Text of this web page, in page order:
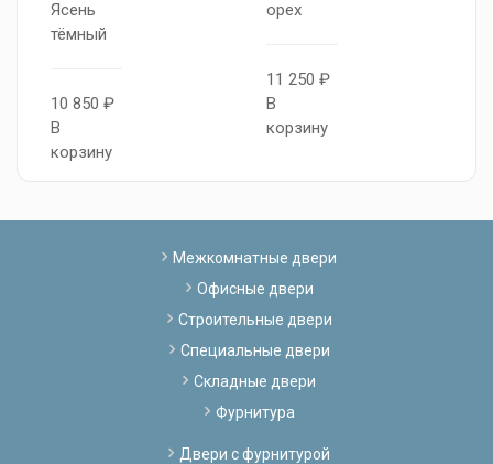
Ясень
тёмный
10 850 ₽
В
корзину
орех
11 250 ₽
В
корзину
Межкомнатные двери
Офисные двери
Строительные двери
Специальные двери
Складные двери
Фурнитура
Двери с фурнитурой